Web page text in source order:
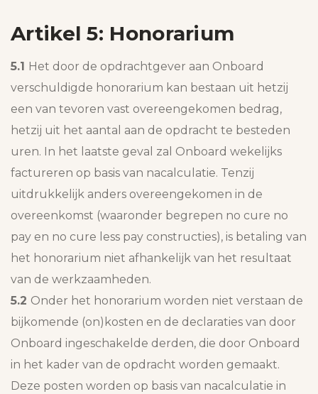
Artikel 5: Honorarium
5.1
Het door de opdrachtgever aan Onboard
verschuldigde honorarium kan bestaan uit hetzij
een van tevoren vast overeengekomen bedrag,
hetzij uit het aantal aan de opdracht te besteden
uren. In het laatste geval zal Onboard wekelijks
factureren op basis van nacalculatie. Tenzij
uitdrukkelijk anders overeengekomen in de
overeenkomst (waaronder begrepen no cure no
pay en no cure less pay constructies), is betaling van
het honorarium niet afhankelijk van het resultaat
van de werkzaamheden.
5.2 Onder het honorarium worden niet verstaan de
bijkomende (on)kosten en de declaraties van door
Onboard ingeschakelde derden, die door Onboard
in het kader van de opdracht worden gemaakt.
Deze posten worden op basis van nacalculatie in